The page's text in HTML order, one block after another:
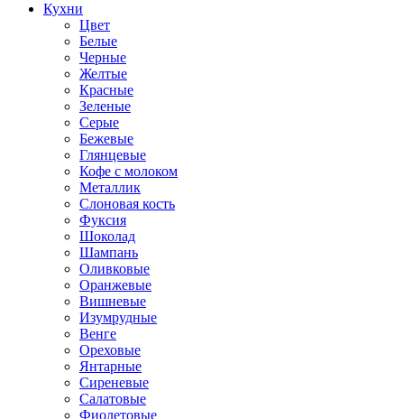
Кухни
Цвет
Белые
Черные
Желтые
Красные
Зеленые
Серые
Бежевые
Глянцевые
Кофе с молоком
Металлик
Слоновая кость
Фуксия
Шоколад
Шампань
Оливковые
Оранжевые
Вишневые
Изумрудные
Венге
Ореховые
Янтарные
Сиреневые
Салатовые
Фиолетовые